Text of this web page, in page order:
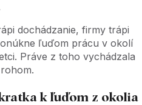
dochádzanie, firmy trápi
ľuďom prácu v okolí
Práve z toho vychádzala
k ľuďom z okolia